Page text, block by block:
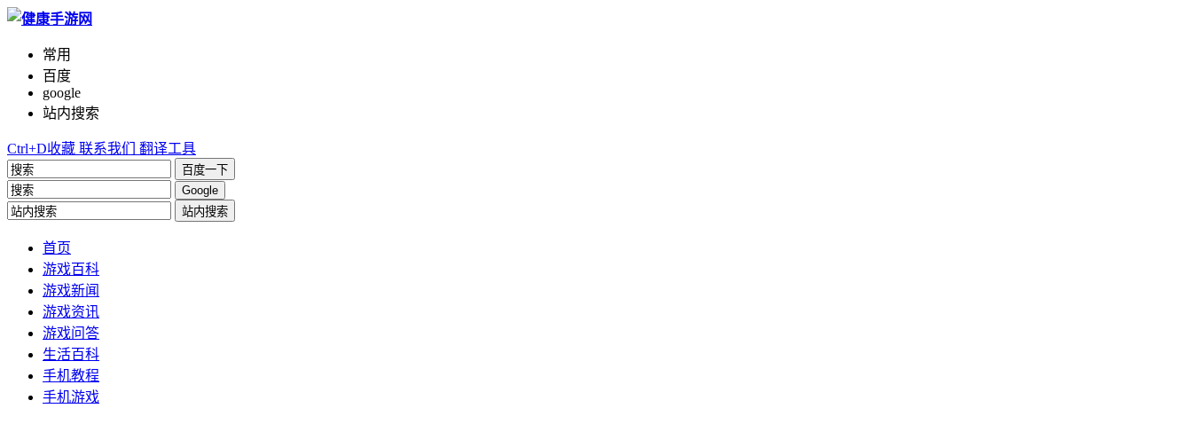
常用
百度
google
站内搜索
Ctrl+D收藏 联系我们 翻译工具
百度一下
Google
站内搜索
首页
游戏百科
游戏新闻
游戏资讯
游戏问答
生活百科
手机教程
手机游戏